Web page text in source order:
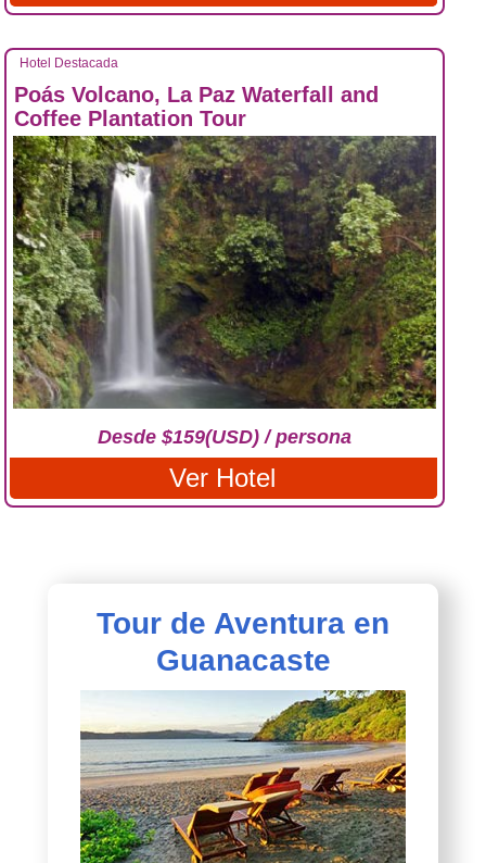
Hotel Destacada
Poás Volcano, La Paz Waterfall and
Coffee Plantation Tour
Desde $159(USD) / persona
Ver Hotel
Tour de Aventura en
Guanacaste